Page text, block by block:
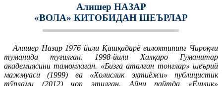
Алишер НАЗАР
«ВОЛА» КИТОБИДАН ШЕЪРЛАР
Алишер Назар 1976 йили Қашқадарё вилоятининг Чироқчи
туманида туғилган. 1998-йили Халқаро Гуманитар
академиясини тамомлаган. «Бизга аталган тонглар» шеърий
мажмуаси (1999) ва «Холислик эҳтиёжи» публицистик
тўплами (2012) чоп этилган. Айни пайтда «Ёшлик»